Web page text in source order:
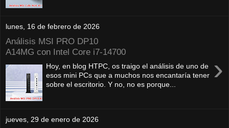
lunes, 16 de febrero de 2026
Análisis MSI PRO DP10
A14MG con Intel Core i7-14700
›
Hoy, en blog HTPC, os traigo el análisis de uno de
esos mini PCs que a muchos nos encantaría tener
sobre el escritorio. Y no, no es porque...
jueves, 29 de enero de 2026